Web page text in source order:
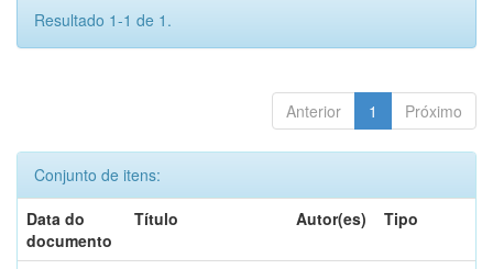
Resultado 1-1 de 1.
Anterior 1 Próximo
Conjunto de itens:
Data do
documento
Título Autor(es) Tipo